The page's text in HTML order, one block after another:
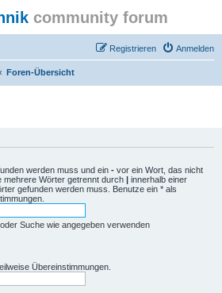
community forum
Anmelden
Registrieren
Foren-Übersicht
werden muss und ein - vor ein Wort, das nicht
mehrere Wörter getrennt durch | innerhalb einer
gefunden werden muss. Benutze ein * als
Suche wie angegeben verwenden
Übereinstimmungen.